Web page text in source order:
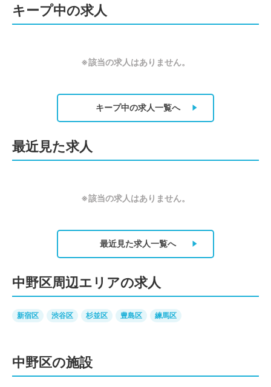
キープ中の求人
※該当の求人はありません。
キープ中の求人一覧へ
最近見た求人
※該当の求人はありません。
最近見た求人一覧へ
中野区周辺エリアの求人
新宿区 渋谷区 杉並区 豊島区 練馬区
中野区の施設